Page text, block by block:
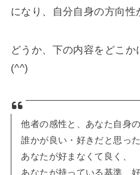
になり、自分自身の方向性
どうか、下の内容をどこ
(^^)
他者の感性と、あなた自身
誰かが良い・好きだと思った
あなたが好まなくて良く、
あなたが持っている基準、好